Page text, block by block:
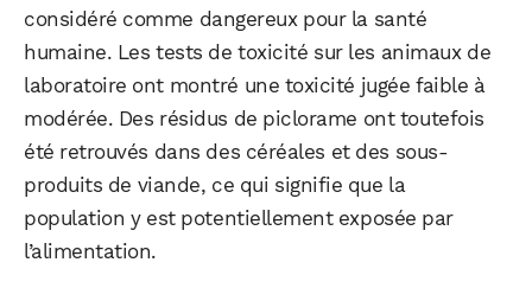
considéré comme dangereux pour la santé
humaine. Les tests de toxicité sur les animaux de
laboratoire ont montré une toxicité jugée faible à
modérée. Des résidus de piclorame ont toutefois
été retrouvés dans des céréales et des sous-
produits de viande, ce qui signifie que la
population y est potentiellement exposée par
l’alimentation.